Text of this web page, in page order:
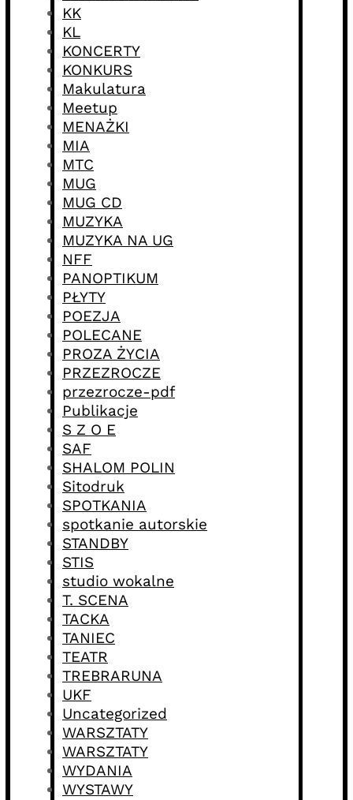
KK
KL
KONCERTY
KONKURS
Makulatura
Meetup
MENAŻKI
MIA
MTC
MUG
MUG CD
MUZYKA
MUZYKA NA UG
NFF
PANOPTIKUM
PŁYTY
POEZJA
POLECANE
PROZA ŻYCIA
PRZEZROCZE
przezrocze-pdf
Publikacje
S Z O E
SAF
SHALOM POLIN
Sitodruk
SPOTKANIA
spotkanie autorskie
STANDBY
STIS
studio wokalne
T. SCENA
TACKA
TANIEC
TEATR
TREBRARUNA
UKF
Uncategorized
WARSZTATY
WARSZTATY
WYDANIA
WYSTAWY